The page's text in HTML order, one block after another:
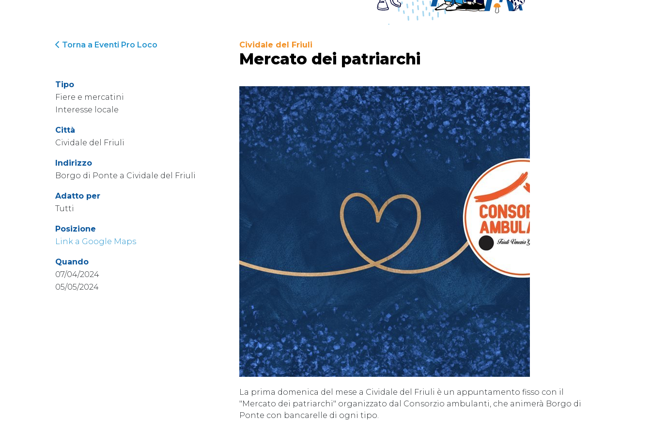
Torna a Eventi Pro Loco
Tipo
Fiere e mercatini
Interesse locale
Città
Cividale del Friuli
Indirizzo
Borgo di Ponte a Cividale del Friuli
Adatto per
Tutti
Posizione
Link a Google Maps
Quando
07/04/2024
05/05/2024
Cividale del Friuli
Mercato dei patriarchi
La prima domenica del mese a Cividale del Friuli è un appuntamento fisso con il
"Mercato dei patriarchi" organizzato dal Consorzio ambulanti, che animerà Borgo di
Ponte con bancarelle di ogni tipo.